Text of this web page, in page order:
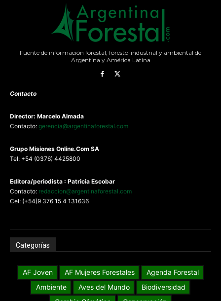
Fuente de información forestal, foresto-industrial y ambiental de
Argentina y América Latina
Contacto
Director: Marcelo Almada
Contacto: gerencia@argentinaforestal.com
Grupo Misiones Online.Com SA
Tel: +54 (0376) 4425800
Editora/periodista : Patricia Escobar
Contacto: redaccion@argentinaforestal.com
Cel: (+54)9 376 15 4 131636
Categorías
AF Joven AF Mujeres Forestales
Agenda Forestal
Ambiente
Aves del Mundo
Biodiversidad